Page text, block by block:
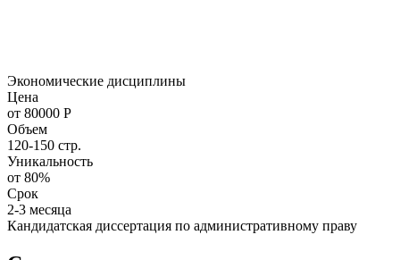
Экономические дисциплины
Цена
от 80000 Р
Объем
120-150 стр.
Уникальность
от 80%
Срок
2-3 месяца
Кандидатская диссертация по административному праву